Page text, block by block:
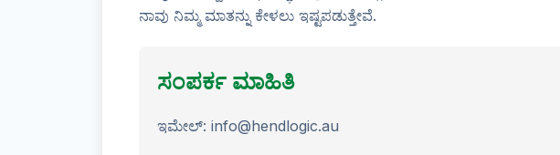
ನಾವು ನಿಮ್ಮ ಮಾತನ್ನು ಕೇಳಲು ಇಷ್ಟಪಡುತ್ತೇವೆ.
ಸಂಪರ್ಕ ಮಾಹಿತಿ
ಇಮೇಲ್: info@hendlogic.au